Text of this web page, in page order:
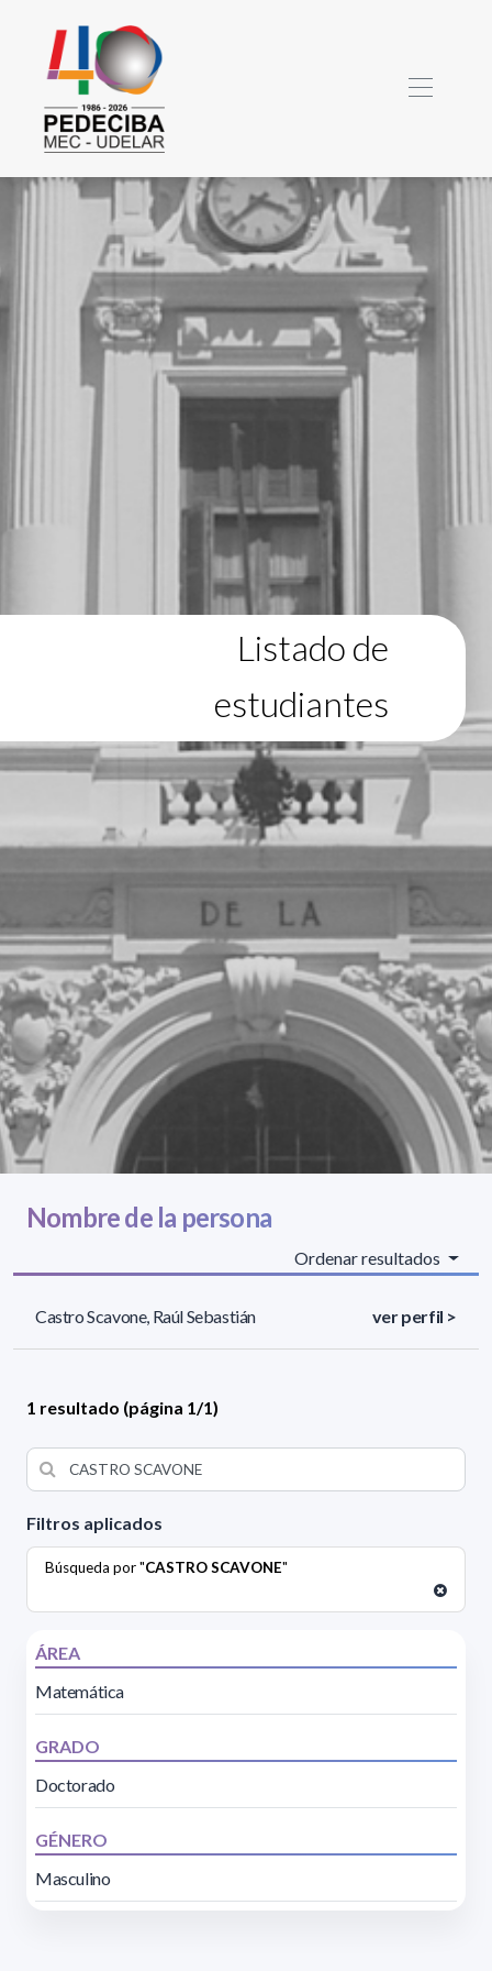
Listado de
estudiantes
Filtros aplicados
Búsqueda por "CASTRO SCAVONE"
ÁREA
Matemática
GRADO
Doctorado
GÉNERO
Masculino
Nombre de la persona
Ordenar resultados
Castro Scavone, Raúl Sebastián ver perfil >
1 resultado (página 1/1)